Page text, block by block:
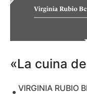
«La cuina
VIRGINIA RUBIO